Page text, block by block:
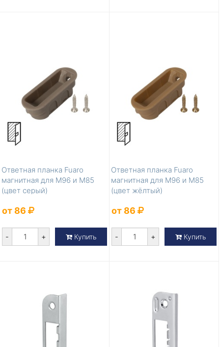
Ответная планка Fuaro
магнитная для M96 и M85
(цвет серый)
от 86
- + Купить
Ответная планка Fuaro
магнитная для M96 и M85
(цвет жёлтый)
от 86
- + Купить